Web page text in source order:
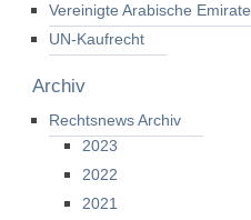
Vereinigte Arabische Emirate
UN-Kaufrecht
Archiv
Rechtsnews Archiv
2023
2022
2021